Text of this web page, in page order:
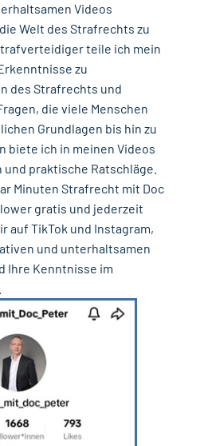
Videos
Welt des Strafrechts zu
teile ich mein
zu
des Strafrechts und
die viele Menschen
Grundlagen bis hin zu
biete ich in meinen Videos
praktische Ratschläge.
Minuten Strafrecht mit Doc
gratis und jederzeit
auf TikTok und Instagram,
und unterhaltsamen
Ihre Kenntnisse im